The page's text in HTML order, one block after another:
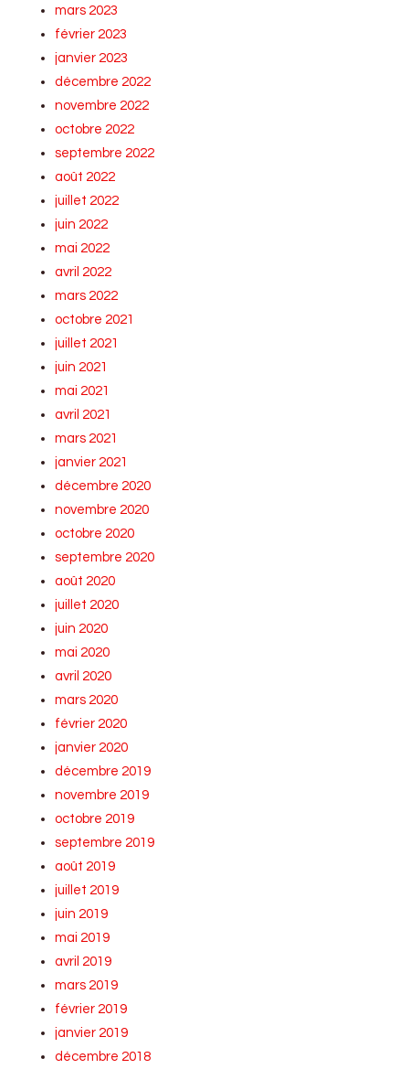
mars 2023
février 2023
janvier 2023
décembre 2022
novembre 2022
octobre 2022
septembre 2022
août 2022
juillet 2022
juin 2022
mai 2022
avril 2022
mars 2022
octobre 2021
juillet 2021
juin 2021
mai 2021
avril 2021
mars 2021
janvier 2021
décembre 2020
novembre 2020
octobre 2020
septembre 2020
août 2020
juillet 2020
juin 2020
mai 2020
avril 2020
mars 2020
février 2020
janvier 2020
décembre 2019
novembre 2019
octobre 2019
septembre 2019
août 2019
juillet 2019
juin 2019
mai 2019
avril 2019
mars 2019
février 2019
janvier 2019
décembre 2018